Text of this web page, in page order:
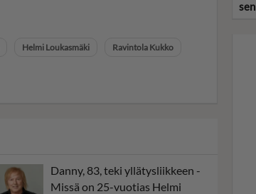
Helmi Loukasmäki Ravintola Kukko
Danny, 83, teki yllätysliikkeen -
Missä on 25-vuotias Helmi